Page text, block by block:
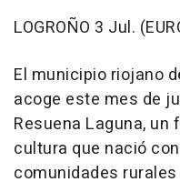
LOGROÑO 3 Jul.
El municipio riojano
acoge este mes de
Resuena Laguna,
cultura que nació
comunidades